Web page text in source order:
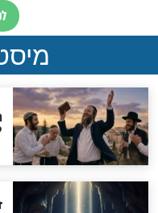
מה
"לפני
האמונה"